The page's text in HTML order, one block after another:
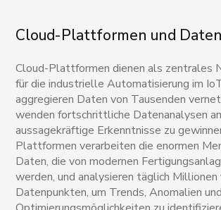
Cloud-Plattformen und
Cloud-Plattformen dienen als zentrales
für die industrielle Automatisierung im
aggregieren Daten von Tausenden
wenden fortschrittliche Datenanalysen
aussagekräftige Erkenntnisse zu
Plattformen verarbeiten die enormen
Daten, die von modernen
werden, und analysieren täglich Millionen
Datenpunkten, um Trends, Anomalien und